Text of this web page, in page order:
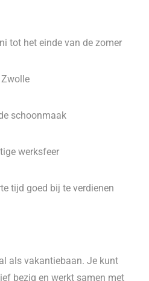
tot het einde van de zomer
schoonmaak
werksfeer
tijd goed bij te verdienen
als vakantiebaan. Je kunt
bezig en werkt samen met